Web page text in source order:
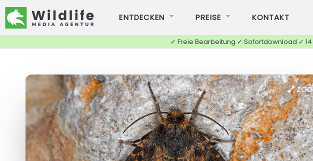
ENTDECKEN PREISE KONTAKT
✓ Freie Bearbeitung ✓ Sofortdownload ✓